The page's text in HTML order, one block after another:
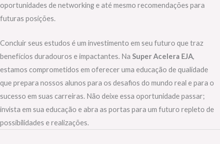
oportunidades de networking e até mesmo recomendações para
futuras posições.
Concluir seus estudos é um investimento em seu futuro que traz
benefícios duradouros e impactantes. Na Super Acelera EJA,
estamos comprometidos em oferecer uma educação de qualidade
que prepara nossos alunos para os desafios do mundo real e para o
sucesso em suas carreiras. Não deixe essa oportunidade passar;
invista em sua educação e abra as portas para um futuro repleto de
possibilidades e realizações.